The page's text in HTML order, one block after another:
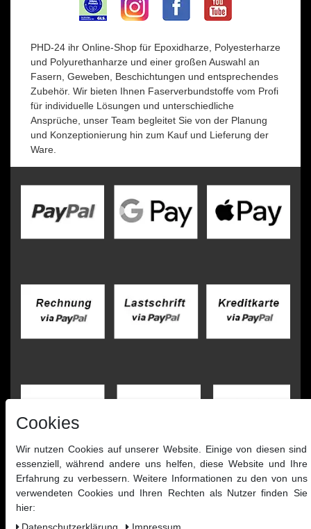
PHD-24 ihr Online-Shop für Epoxidharze, Polyesterharze
und Polyurethanharze und einer großen Auswahl an
Fasern, Geweben, Beschichtungen und entsprechendes
Zubehör. Wir bieten Ihnen Faserverbundstoffe vom Profi
für individuelle Lösungen und unterschiedliche
Ansprüche, unser Team begleitet Sie von der Planung
und Konzeptionierung hin zum Kauf und Lieferung der
Ware.
Cookies
Wir nutzen Cookies auf unserer Website. Einige von diesen sind
essenziell, während andere uns helfen, diese Website und Ihre
Erfahrung zu verbessern. Weitere Informationen zu den von uns
verwendeten Cookies und Ihren Rechten als Nutzer finden Sie
hier:
Daten­schutz­erklärung
Impressum